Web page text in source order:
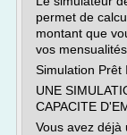
permet de
montant que
vos mensualités.
Simulation Prêt
UNE
CAPACITE
Vous avez